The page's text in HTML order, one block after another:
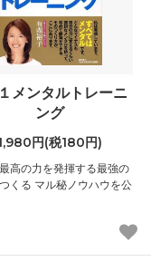
メンタルトレーニ
ング
円(税180円)
高の力を発揮する最強の
くる マル秘ノウハウを公